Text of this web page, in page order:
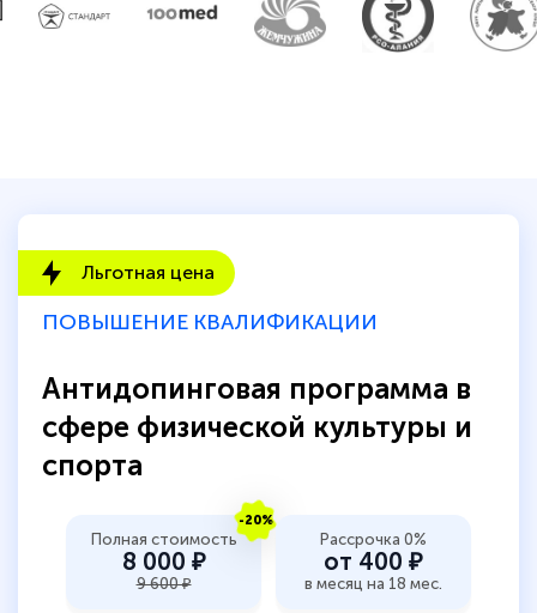
Льготная цена
ПОВЫШЕНИЕ КВАЛИФИКАЦИИ
Антидопинговая программа в
сфере физической культуры и
спорта
-20%
Полная стоимость
8 000 ₽
9 600 ₽
Рассрочка 0%
от 400 ₽
в месяц на 18 мес.